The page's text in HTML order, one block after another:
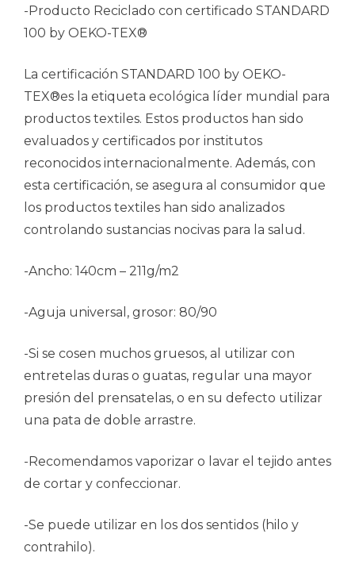
-Producto Reciclado con certificado STANDARD
100 by OEKO-TEX®
La certificación STANDARD 100 by OEKO-
TEX®es la etiqueta ecológica líder mundial para
productos textiles. Estos productos han sido
evaluados y certificados por institutos
reconocidos internacionalmente. Además, con
esta certificación, se asegura al consumidor que
los productos textiles han sido analizados
controlando sustancias nocivas para la salud.
-Ancho: 140cm – 211g/m2
-Aguja universal, grosor: 80/90
-Si se cosen muchos gruesos, al utilizar con
entretelas duras o guatas, regular una mayor
presión del prensatelas, o en su defecto utilizar
una pata de doble arrastre.
-Recomendamos vaporizar o lavar el tejido antes
de cortar y confeccionar.
-Se puede utilizar en los dos sentidos (hilo y
contrahilo).